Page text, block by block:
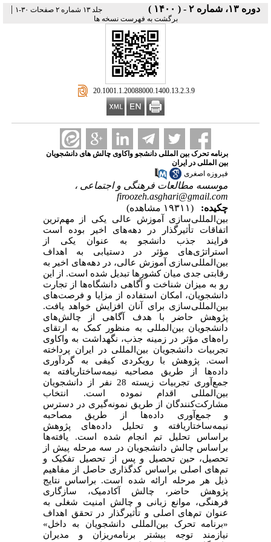
دوره ۱۳، شماره ۲ - ( ۱۴۰۰ ) جلد ۱۳ شماره ۲ صفحات ۳۰-۱ |
برگشت به فهرست نسخه ها
‎ 20.1001.1.20088000.1400.13.2.3.9
برنامه تحرک بین المللی دانشجو واکاوی چالش های دانشجویان
بین المللی در ایران
فیروزه اصغری
موسسه مطالعات فرهنگی و اجتماعی ،
firoozeh.asghari@gmail.com
چکیده:
(۱۹۳۱۱ مشاهده)
بین‌المللی‌سازی آموزش عالی یکی از مهم‌ترین
اتفاقات تأثیرگذار در دهه‌های اخیر بوده است
فرایند جذب دانشجو به عنوان یکی از
استراتژی‌های مؤثر در دستیابی به اهداف
بین‌المللی‌سازی آموزش عالی، در دهه‌های اخیر به
رقابتی جدی میان کشورها تبدیل شده است. از این
رو به میزان شناخت و آگاهی دانشگاه‌ها از تجارت
دانشجویان، امکان استفاده از مزایا و فرصت‌های
بین‌المللی‌سازی برای آنان افزایش خواهد یافت.
پژوهش حاضر با هدف آگاهی از چالش‌های
دانشجویان بین‌المللی به منظور کمک به ارتقای
راه‌های مؤثر در زمینه جذب، نگهداشت به واکاوی
تجربیات دانشجویان بین‌المللی در ایران پرداخته
است. پژوهش با رویکردی کیفی به گردآوری
داده‌ها از طریق مصاحبه نیمه‌ساختاریافته به
جمع‌آوری تجربیات زیسته 28 نفر از دانشجویان
بین‌المللی اقدام نموده است. انتخاب
مشارکت‌کنندگان از طریق نمونه‌گیری در دسترس
و جمع‌آوری داده‌ها از طریق مصاحبه
نیمه‌ساختاریافته و تحلیل داده‌های پژوهش
براساس تحلیل تم انجام شده است. یافته‌ها
براساس چالش دانشجویان در سه مرحله پیش از
تحصیل، حین تحصیل و پس از تحصیل تفکیک و
تم‌های اصلی براساس کدگذاری حاصل از مفاهیم
ذیل هر مرحله ارائه شده است. براساس نتایج
پژوهش حاضر، چالش آکادمیک، سازگاری
فرهنگی، موانع زبانی و چالش امنیت شغلی به
عنوان تم‌های اصلی و تأثیرگذار در تحقق اهداف
«برنامه تحرک بین‌المللی دانشجویان به داخل»
نیازمند توجه بیشتر برنامه‌ریزان و مدیران